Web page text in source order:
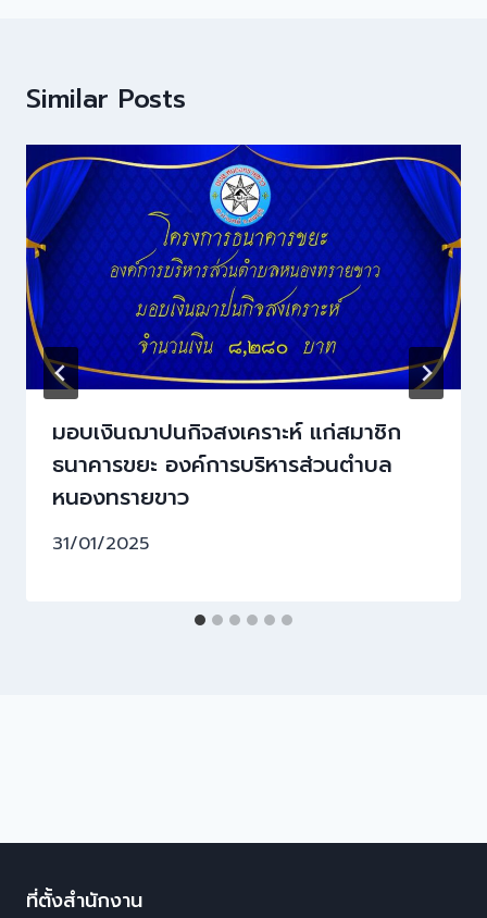
Similar Posts
มอบเงินฌาปนกิจสงเคราะห์ แก่สมาชิก
ธนาคารขยะ องค์การบริหารส่วนตำบล
หนองทรายขาว
31/01/2025
ที่ตั้งสำนักงาน